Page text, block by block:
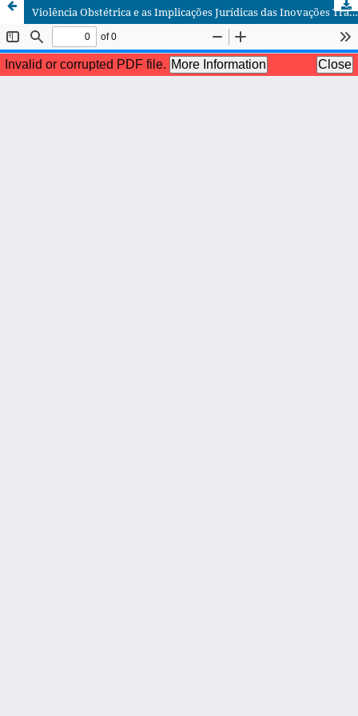
Violência Obstétrica e as Implicações Jurídicas das Inovações Trazidas pela Lei 14.994/2024: Uma Análise das Responsabilidades Civil e Penal dos Profissionais de Saúde